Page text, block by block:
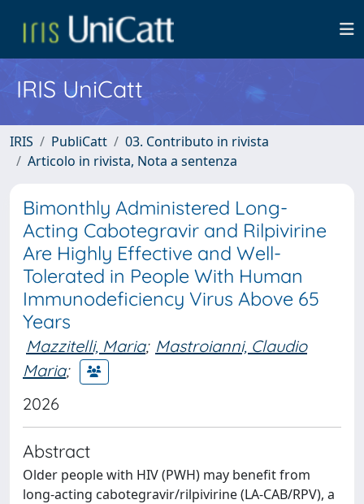
IRIS UniCatt
IRIS PubliCatt
03. Contributo in rivista
Articolo in rivista, Nota a sentenza
Bimonthly Administered Long-
Acting Cabotegravir and Rilpivirine
Are Highly Effective and Well-
Tolerated in People With Human
Immunodeficiency Virus Above 65
Years
Mazzitelli, Maria; Mastroianni, Claudio
Maria;
2026
Abstract
Older people with HIV (PWH) may benefit from
long-acting cabotegravir/rilpivirine (LA-CAB/RPV), a